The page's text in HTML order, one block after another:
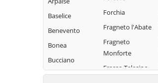
Baselice
Benevento
Bonea
Bucciano
Buonalbergo
Forchia
Fragneto l'Abate
Fragneto
Monforte
Frasso Telesino